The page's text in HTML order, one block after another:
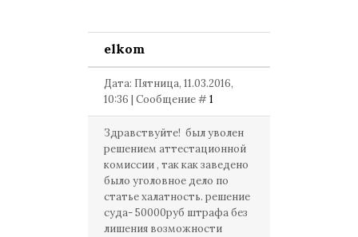
elkom
Дата: Пятница, 11.03.2016,
10:36 | Сообщение #1
Здравствуйте! был уволен
решением аттестационной
комиссии , так как заведено
было уголовное дело по
статье халатность. решение
суда- 50000руб штрафа без
лишения возможности